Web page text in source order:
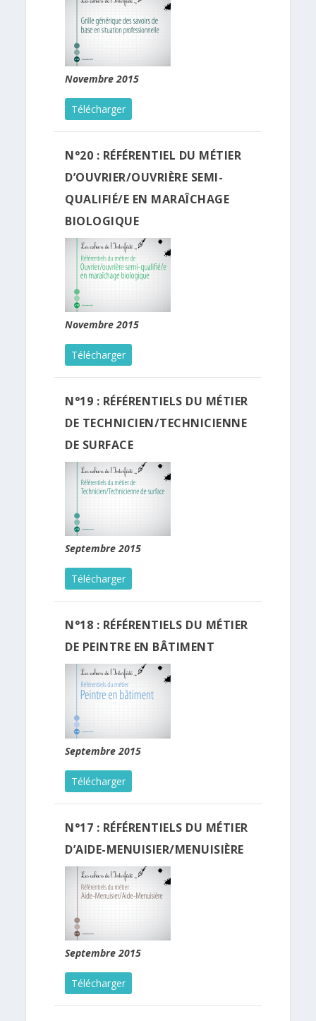
Novembre 2015
Télécharger
N°20 : RÉFÉRENTIEL DU MÉTIER
D’OUVRIER/OUVRIÈRE SEMI-
QUALIFIÉ/E EN MARAÎCHAGE
BIOLOGIQUE
Novembre 2015
Télécharger
N°19 : RÉFÉRENTIELS DU MÉTIER
DE TECHNICIEN/TECHNICIENNE
DE SURFACE
Septembre 2015
Télécharger
N°18 : RÉFÉRENTIELS DU MÉTIER
DE PEINTRE EN BÂTIMENT
Septembre 2015
Télécharger
N°17 : RÉFÉRENTIELS DU MÉTIER
D’AIDE-MENUISIER/MENUISIÈRE
Septembre 2015
Télécharger